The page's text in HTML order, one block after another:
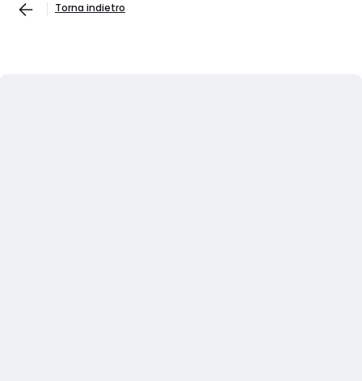
Torna indietro